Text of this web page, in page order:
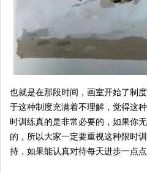
也就是在那段时间，画室开始了制
于这种制度充满着不理解，觉得这
时训练真的是非常必要的，如果你
的，所以大家一定要重视这种限时
持，如果能认真对待每天进步一点